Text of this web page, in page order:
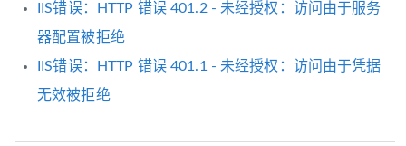
IIS错误：HTTP 错误 401.2 - 未经授权：访问由于服务
器配置被拒绝
IIS错误：HTTP 错误 401.1 - 未经授权：访问由于凭据
无效被拒绝